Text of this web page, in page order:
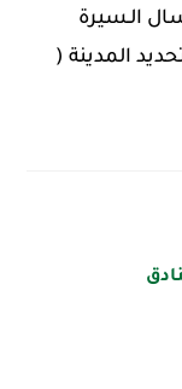
الـسيرة
المدينة (